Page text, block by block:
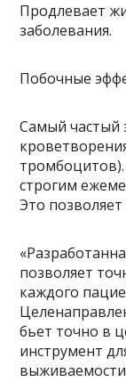
Продлевает
заболевания.
Побочные
Самый частый
строгим
Это
позволяет
каждого
бьет точно в
инструмент